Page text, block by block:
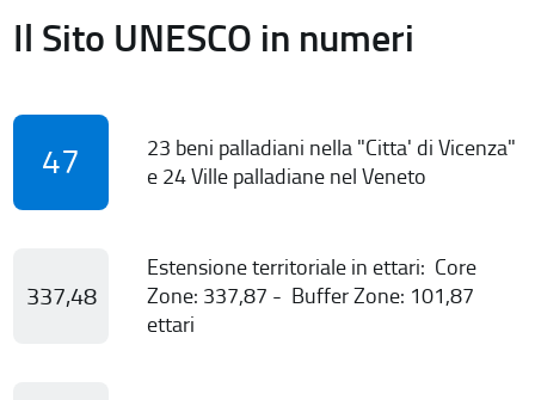
Il Sito UNESCO in numeri
47
23 beni palladiani nella "Citta' di Vicenza"
e 24 Ville palladiane nel Veneto
337,48
Estensione territoriale in ettari: Core
Zone: 337,87 - Buffer Zone: 101,87
ettari